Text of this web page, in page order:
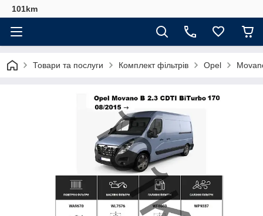
101km
Товари та послуги Комплект фільтрів Opel